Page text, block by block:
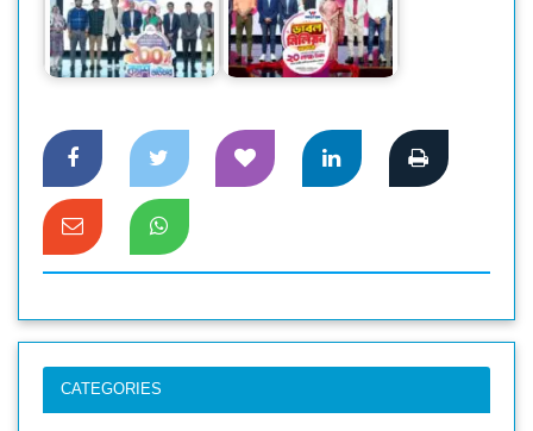
ওয়ালটন ফ্রিজ কিনে
কোটি কোটি টাকার
ক্যাশব্যাকের সুযোগ
ওয়ালটন পণ্য কিনে ২০
লাখ টাকা পাওয়ার
সুযোগ
CATEGORIES